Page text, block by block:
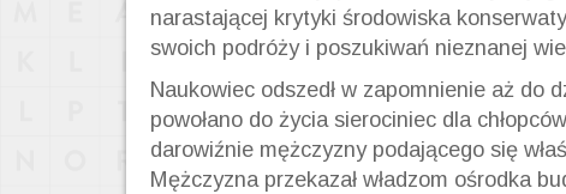
narastającej krytyki środowiska
swoich podróży i poszukiwań nieznanej
Naukowiec odszedł w zapomnienie aż do
powołano do życia sierociniec dla
darowiźnie mężczyzny podającego się
Mężczyzna przekazał władzom ośrodka